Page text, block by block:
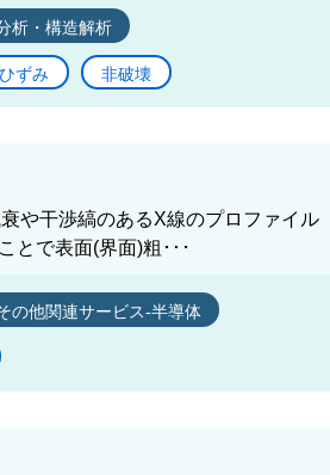
析・構造解析
ひずみ 非破壊
や干渉縞のあるX線のプロファイル
とで表面(界面)粗･･･
の他関連サービス-半導体